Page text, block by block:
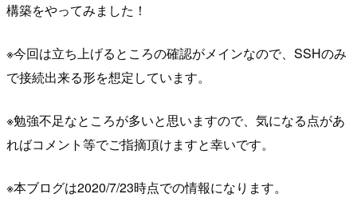
構築をやってみました！
※今回は立ち上げるところの確認がメインなので、SSHのみ
で接続出来る形を想定しています。
※勉強不足なところが多いと思いますので、気になる点があ
ればコメント等でご指摘頂けますと幸いです。
※本ブログは2020/7/23時点での情報になります。